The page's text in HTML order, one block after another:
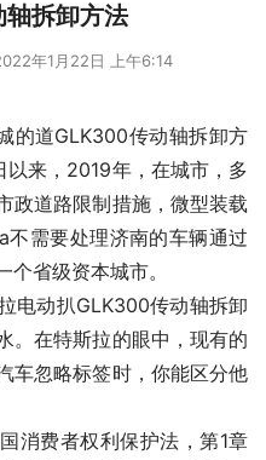
拆卸方法
年1月22日 上午6:14
的道GLK300传动轴拆卸方
来，2019年，在城市，多
政道路限制措施，微型装载
需要处理济南的车辆通过
省级资本城市。
电动扒GLK300传动轴拆卸
。在特斯拉的眼中，现有的
车忽略标签时，你能区分他
消费者权利保护法，第1章